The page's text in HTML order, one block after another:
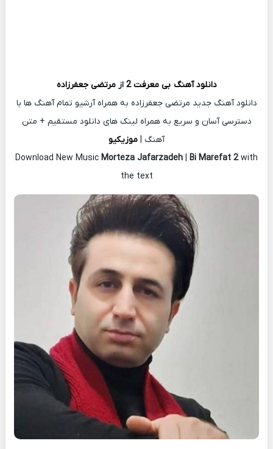
دانلود آهنگ بی معرفت 2 ازمرتضی جعفرزاده
دانلود آهنگ جدید مرتضی جعفرزاده به همراه آرشیو تمام آهنگ ها با
دسترسی آسان و سریع به همراه لینک های دانلود مستقیم + متن
آهنگ | موزیکیو
Download New Music Morteza Jafarzadeh | Bi Marefat 2with
the text